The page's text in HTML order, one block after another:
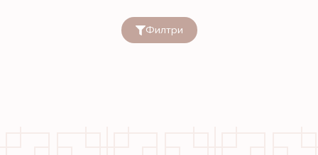
Филтри